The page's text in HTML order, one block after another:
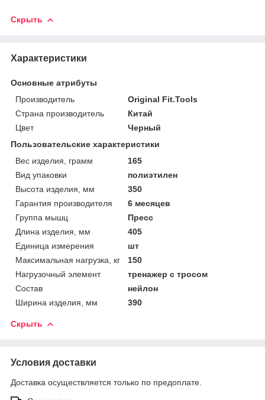
Скрыть
Характеристики
Основные атрибуты
Производитель
Original Fit.Tools
Страна производитель
Китай
Цвет
Черный
Пользовательские характеристики
Вес изделия, грамм
165
Вид упаковки
полиэтилен
Высота изделия, мм
350
Гарантия производителя
6 месяцев
Группа мышц
Пресс
Длина изделия, мм
405
Единица измерения
шт
Максимальная нагрузка, кг
150
Нагрузочный элемент
тренажер с тросом
Состав
нейлон
Ширина изделия, мм
390
Скрыть
Условия доставки
Доставка осуществляется только по предоплате.